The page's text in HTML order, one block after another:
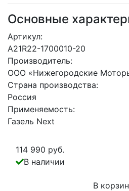
Основные
Артикул:
А21R22-1700010-20
Производитель:
ООО «Нижегородские
Страна производства:
Россия
Применяемость:
Газель Next
114 990 руб.
В наличии
В